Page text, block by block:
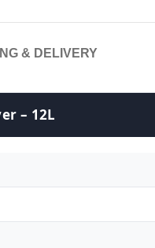
& DELIVERY
– 12L